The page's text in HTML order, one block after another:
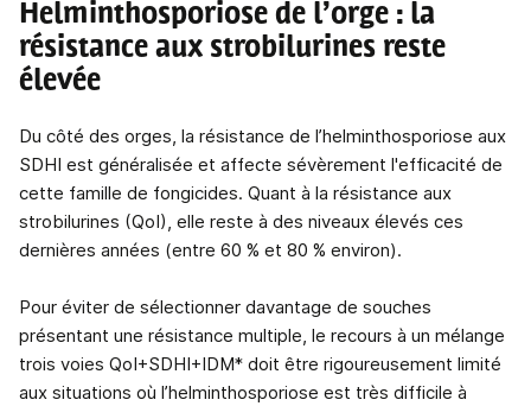
Helminthosporiose de l’orge : la
résistance aux strobilurines reste
élevée
Du côté des orges, la résistance de l’helminthosporiose aux
SDHI est généralisée et affecte sévèrement l'efficacité de
cette famille de fongicides. Quant à la résistance aux
strobilurines (QoI), elle reste à des niveaux élevés ces
dernières années (entre 60 % et 80 % environ).
Pour éviter de sélectionner davantage de souches
présentant une résistance multiple, le recours à un mélange
trois voies QoI+SDHI+IDM* doit être rigoureusement limité
aux situations où l’helminthosporiose est très difficile à